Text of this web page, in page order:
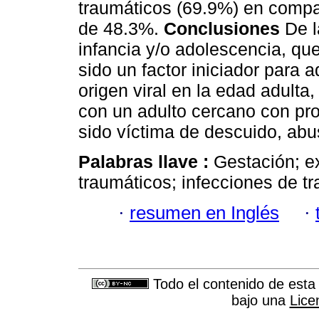
traumáticos (69.9%) en
de 48.3%. Conclusiones De
infancia y/o adolescencia,
sido un factor iniciador para
origen viral en la edad
con un adulto cercano con
sido víctima de descuido,
Palabras llave : Gestación;
traumáticos; infecciones de
· resumen en Inglés ·
Todo el contenido de
bajo una